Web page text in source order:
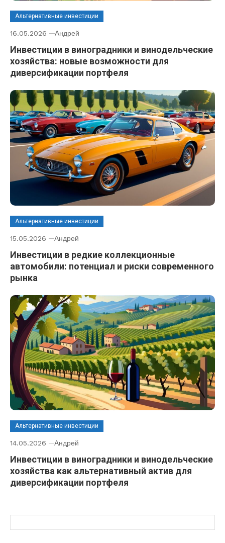
Альтернативные инвестиции
16.05.2026 Андрей
Инвестиции в виноградники и винодельческие
хозяйства: новые возможности для
диверсификации портфеля
Альтернативные инвестиции
15.05.2026 Андрей
Инвестиции в редкие коллекционные
автомобили: потенциал и риски современного
рынка
Альтернативные инвестиции
14.05.2026 Андрей
Инвестиции в виноградники и винодельческие
хозяйства как альтернативный актив для
диверсификации портфеля